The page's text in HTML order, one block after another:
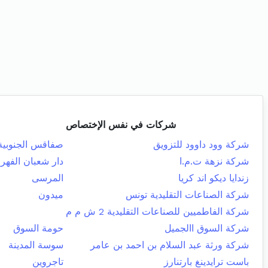
شركات في نفس الإختصاص
شركة وود داوود للتزويق
صفاقس
شركة نزهة ت.م.ا
دار شعبان
زندايا ديكو اند كريا
المرسى
شركة الصناعات التقليدية تونس
ميدون
شركة الفاطميين للصناعات التقليدية 2 ش م م
شركة السوق االجميل
حومة السوق
شركة ورثة عبد السلام بن احمد بن عامر
سوسة المدينة
باست ترايدينغ بارتنارز
تاجروين